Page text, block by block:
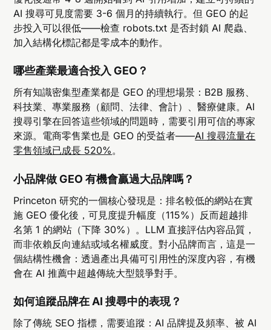
AI 搜尋可見度需要 3-6 個月的持續執行。但 GEO 的起
步投入可以很低——檢查 robots.txt 是否封鎖 AI 爬蟲、
加入結構化標記都是零成本的動作。
哪些產業最適合投入 GEO？
所有知識密集型產業都是 GEO 的理想場景：B2B 服務、
科技業、專業服務（顧問、法律、會計）、醫療健康。AI
搜尋引擎在回答這些領域的問題時，需要引用可信的專家
來源。電商零售業也是 GEO 的受益者——AI 搜尋流量在
零售領域已成長 520%。
小品牌做 GEO 有機會贏過大品牌嗎？
Princeton 研究的一個核心發現是：排名較低的網站在實
施 GEO 優化後，可見度提升幅度（115%）反而超越排
名第 1 的網站（下降 30%）。LLM 直接評估內容品質，
而非依賴反向連結或域名權威度。對小品牌而言，這是一
個結構性機會：透過產出具備可引用性的深度內容，有機
會在 AI 推薦中超越傳統大型競爭對手。
如何追蹤品牌在 AI 搜尋中的表現？
除了傳統 SEO 指標，需要追蹤：AI 品牌提及頻率、被 AI